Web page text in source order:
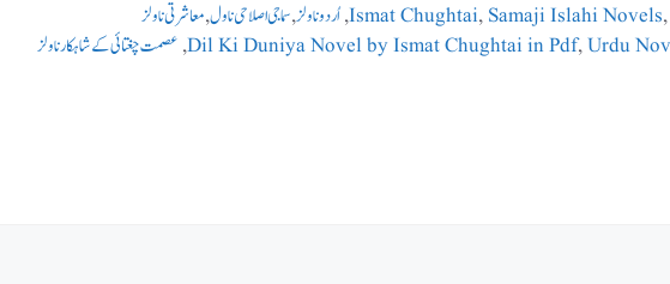
Ismat Chughtai, Samaji Islahi Novels,
,اُردو ناولز,سماجی اصلاحی ناول,معاشرتی ناولز
Dil Ki Duniya Novel by Ismat Chughtai in Pdf,Urdu
,عصمت چغتائی کے شاہکار ناولز